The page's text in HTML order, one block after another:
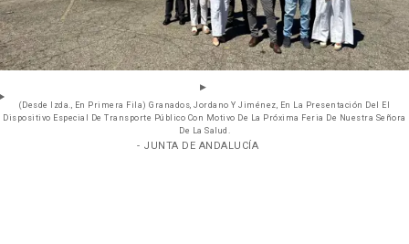
(Desde Izda., En Primera Fila) Granados, Jordano Y Jiménez, En La Presentación Del El
Dispositivo Especial De Transporte Público Con Motivo De La Próxima Feria De Nuestra Señora
De La Salud.
- JUNTA DE ANDALUCÍA